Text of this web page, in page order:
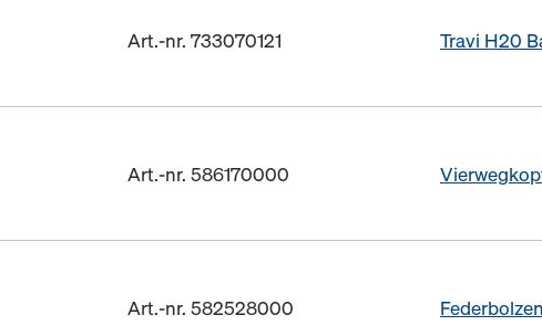
Art.-nr. 733070121 Travi H20
Art.-nr. 586170000
Art.-nr. 582528000